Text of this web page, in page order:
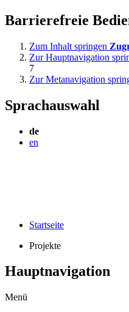
Barrierefreie
Zum Inhalt springen
Zur Hauptnavigation
7
Zur Metanavigation
Sprachauswahl
de
en
Startseite
Projekte
Hauptnavigation
Menü